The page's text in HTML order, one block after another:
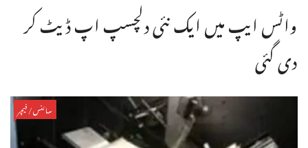
واٹس ایپ میں ایک نئی دلچسپ اپ ڈیٹ کر
دی گئی
سائنس/فیچر